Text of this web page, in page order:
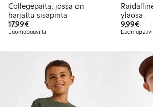
Collegepaita, jossa on
harjattu sisäpinta
17,99€17,99 €
Luomupuuvilla
yläosa
9,99€9,99